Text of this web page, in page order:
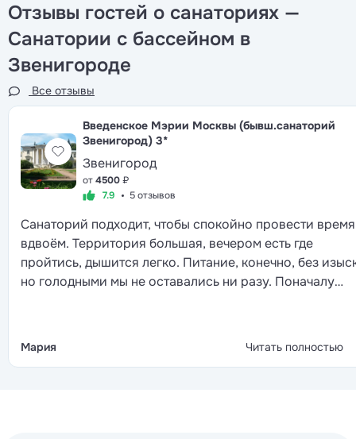
Отзывы гостей о санаториях —
Санатории с бассейном в
Звенигороде
Все отзывы
Введенское Мэрии Москвы (бывш.санаторий
Звенигород) 3*
Звенигород
от4500₽
7.9
5 отзывов
Санаторий подходит, чтобы спокойно провести время
вдвоём. Территория большая, вечером есть где
пройтись, дышится легко. Питание, конечно, без
но голодными мы не оставались ни разу. Поначалу
Мария Читать полностью